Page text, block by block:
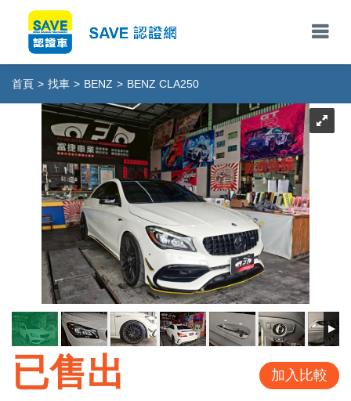
首頁 > 找車 > BENZ > BENZ CLA250
已售出 加入比較